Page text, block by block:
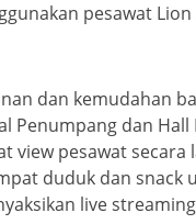
pesawat
dan kemudahan
Penumpang dan
pesawat secara
duduk dan
live